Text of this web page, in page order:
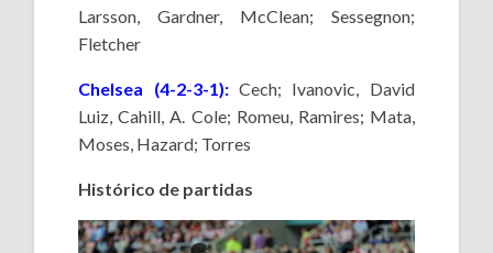
Larsson, Gardner, McClean; Sessegnon;
Fletcher
Chelsea (4-2-3-1): Cech; Ivanovic, David
Luiz, Cahill, A. Cole; Romeu, Ramires; Mata,
Moses, Hazard; Torres
Histórico de partidas